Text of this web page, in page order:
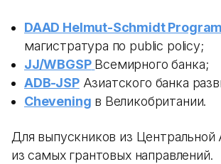
DAAD Helmut-Schmidt
магистратура по public policy;
JJ/WBGSP Всемирного банка;
ADB-JSPАзиатского банка
Chevening в Великобритании.
Для выпускников из Центральной
из самых грантовых направлений.